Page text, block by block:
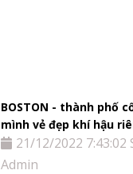
BOSTON - thành phố
mình vẻ đẹp khí hậu
21/12/2022 7:43:02
Admin